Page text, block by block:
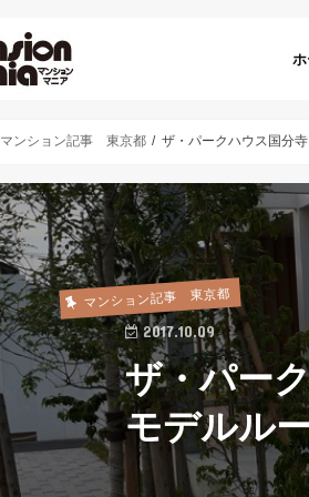
マンション記事 東京都 ザ・パークハウス国分
マンション記事 東京都
2017.10.09
ザ・パー
モデルル